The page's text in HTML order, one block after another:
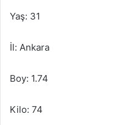
Yaş: 31
İl: Ankara
Boy: 1.74
Kilo: 74